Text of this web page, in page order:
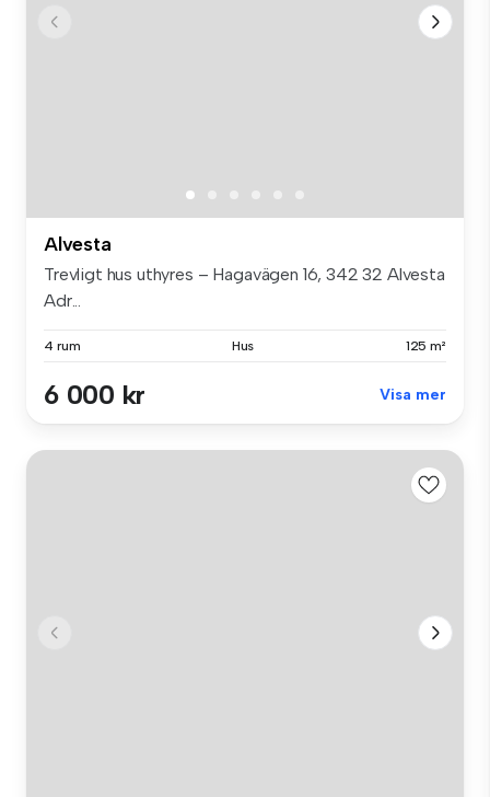
Alvesta
Trevligt hus uthyres – Hagavägen 16, 342 32 Alvesta
Adr...
4 rum Hus 125 m²
6 000 kr Visa mer